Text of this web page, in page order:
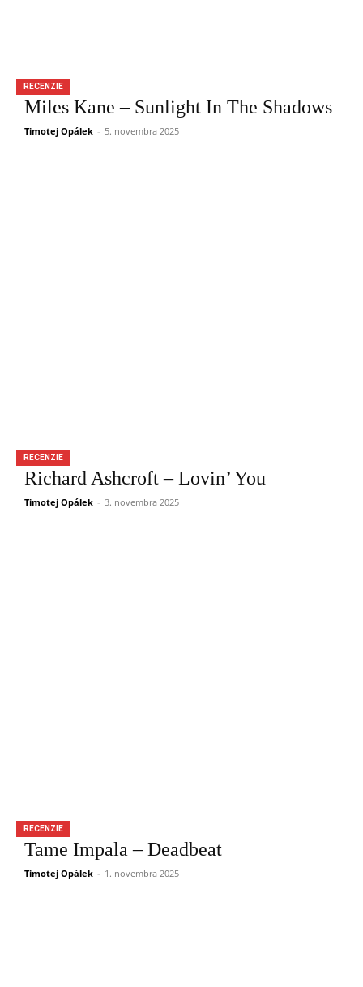
RECENZIE
Miles Kane – Sunlight In The Shadows
Timotej Opálek - 5. novembra 2025
RECENZIE
Richard Ashcroft – Lovin’ You
Timotej Opálek - 3. novembra 2025
RECENZIE
Tame Impala – Deadbeat
Timotej Opálek - 1. novembra 2025